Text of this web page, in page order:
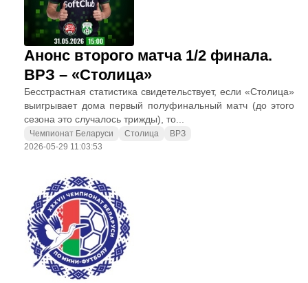
Анонс второго матча 1/2 финала.
ВРЗ – «Столица»
Бесстрастная статистика свидетельствует, если «Столица»
выигрывает дома первый полуфинальный матч (до этого
сезона это случалось трижды), то...
Чемпионат Беларуси Столица
ВРЗ
2026-05-29 11:03:53